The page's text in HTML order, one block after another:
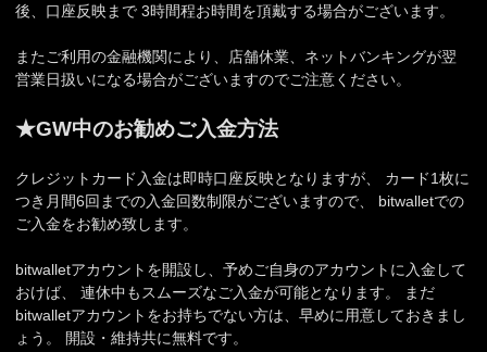
後、口座反映まで 3時間程お時間を頂戴する場合がございます。
またご利用の金融機関により、店舗休業、ネットバンキングが翌
営業日扱いになる場合がございますのでご注意ください。
★GW中のお勧めご入金方法
クレジットカード入金は即時口座反映となりますが、 カード1枚に
つき月間6回までの入金回数制限がございますので、 bitwalletでの
ご入金をお勧め致します。
bitwalletアカウントを開設し、予めご自身のアカウントに入金して
おけば、 連休中もスムーズなご入金が可能となります。 まだ
bitwalletアカウントをお持ちでない方は、早めに用意しておきまし
ょう。 開設・維持共に無料です。